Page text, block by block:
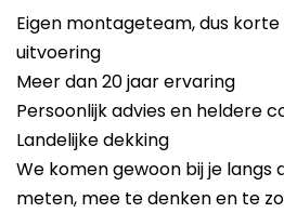
Eigen montageteam, dus korte
uitvoering
Meer dan 20 jaar ervaring
Persoonlijk advies en heldere
Landelijke dekking
We komen gewoon bij je langs
meten, mee te denken en te